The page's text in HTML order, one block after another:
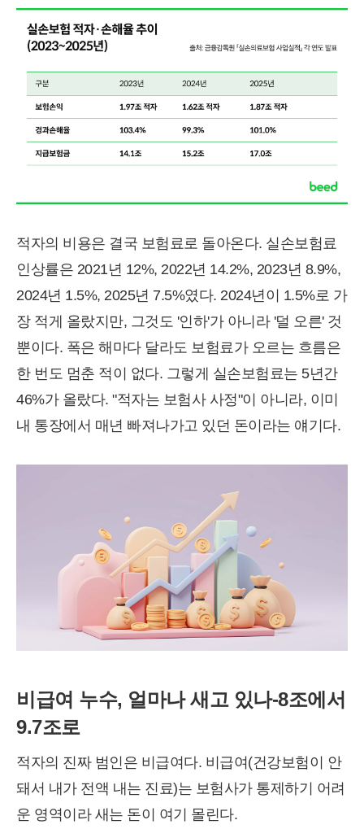
적자의 비용은 결국 보험료로 돌아온다. 실손보험료
인상률은 2021년 12%, 2022년 14.2%, 2023년 8.9%,
2024년 1.5%, 2025년 7.5%였다. 2024년이 1.5%로 가
장 적게 올랐지만, 그것도 '인하'가 아니라 '덜 오른' 것
뿐이다. 폭은 해마다 달라도 보험료가 오르는 흐름은
한 번도 멈춘 적이 없다. 그렇게 실손보험료는 5년간
46%가 올랐다. "적자는 보험사 사정"이 아니라, 이미
내 통장에서 매년 빠져나가고 있던 돈이라는 얘기다.
비급여 누수, 얼마나 새고 있나-8조에서
9.7조로
적자의 진짜 범인은 비급여다. 비급여(건강보험이 안
돼서 내가 전액 내는 진료)는 보험사가 통제하기 어려
운 영역이라 새는 돈이 여기 몰린다.